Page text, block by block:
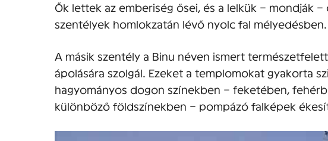
Ők lettek az emberiség ősei, és a lelkük – mondják
szentélyek homlokzatán lévő nyolc fal mélyedésben.
A másik szentély a Binu néven ismert
ápolására szolgál. Ezeket a templomokat gyakorta
hagyományos dogon színekben – feketében,
különböző földszínekben – pompázó falképek